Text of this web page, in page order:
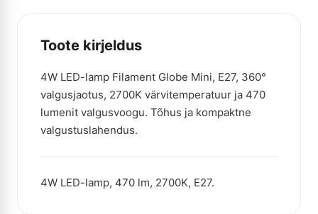
Toote kirjeldus
4W LED-lamp Filament Globe Mini, E27, 360°
valgusjaotus, 2700K värvitemperatuur ja 470
lumenit valgusvoogu. Tõhus ja kompaktne
valgustuslahendus.
4W LED-lamp, 470 lm, 2700K, E27.